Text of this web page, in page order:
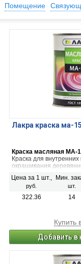
Помещение
Лакра краска ма-
Краска масляная МА-
Краска для
окрашивания
Цена за 1 шт.,
руб.
Мин.
шт.
322.36 14
Купить
Добавить в